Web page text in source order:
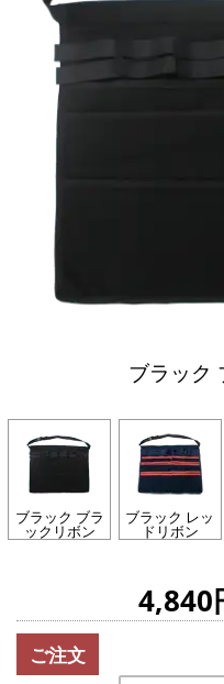
ブラック
ブラック ブラ
ックリボン
ブラック レッ
ドリボン
4,840
ご注文